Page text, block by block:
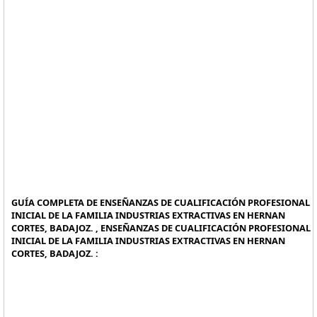
GUÍA COMPLETA DE ENSEÑANZAS DE CUALIFICACIÓN PROFESIONAL
INICIAL DE LA FAMILIA INDUSTRIAS EXTRACTIVAS EN HERNAN
CORTES, BADAJOZ. , ENSEÑANZAS DE CUALIFICACIÓN PROFESIONAL
INICIAL DE LA FAMILIA INDUSTRIAS EXTRACTIVAS EN HERNAN
CORTES, BADAJOZ. :